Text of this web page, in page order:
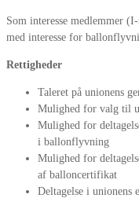
Som interesse medlemmer
med interesse for
Rettigheder
Taleret på unionens
Mulighed for valg til
Mulighed for
i ballonflyvning
Mulighed for
af balloncertifikat
Deltagelse i unionens